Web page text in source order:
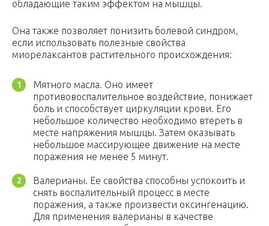
обладающие таким эффектом на мышцы.
Она также позволяет понизить болевой синдром,
если использовать полезные свойства
миорелаксантов растительного происхождения:
Мятного масла. Оно имеет
противовоспалительное воздействие, понижает
боль и способствует циркуляции крови. Его
небольшое количество необходимо втереть в
месте напряжения мышцы. Затем оказывать
небольшое массирующее движение на месте
поражения не менее 5 минут.
Валерианы. Ее свойства способны успокоить и
снять воспалительный процесс в месте
поражения, а также произвести оксингенацию.
Для применения валерианы в качестве